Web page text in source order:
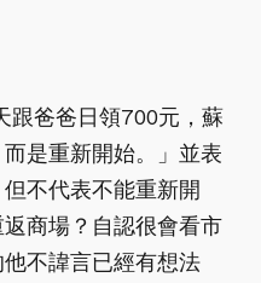
跟爸爸日領700元，蘇
是重新開始。」並表
不代表不能重新開
商場？自認很會看市
不諱言已經有想法